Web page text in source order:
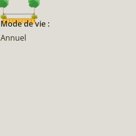
Mode de vie :
Annuel